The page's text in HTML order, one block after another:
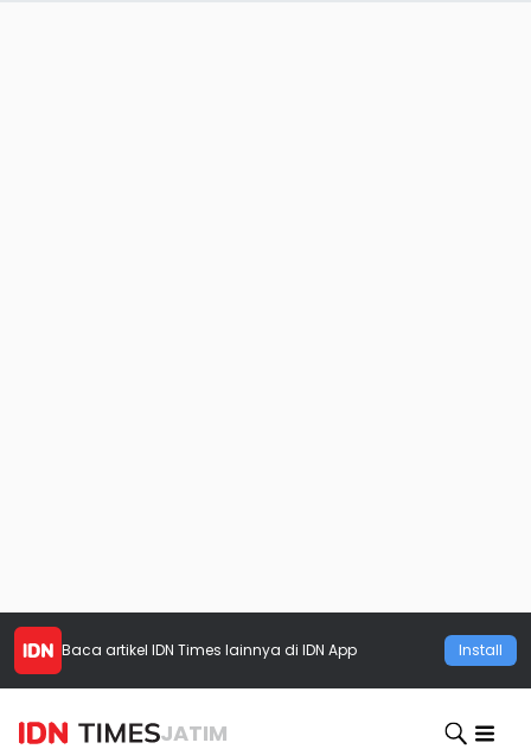
Baca artikel IDN Times lainnya di IDN App Install
JATIM